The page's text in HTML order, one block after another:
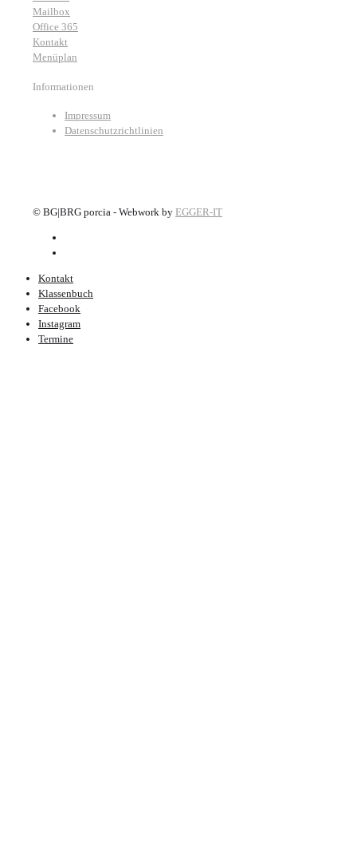
Mailbox
Office 365
Kontakt
Menüplan
Informationen
Impressum
Datenschutzrichtlinien
© BG|BRG porcia - Webwork by EGGER-IT
Kontakt
Klassenbuch
Facebook
Instagram
Termine